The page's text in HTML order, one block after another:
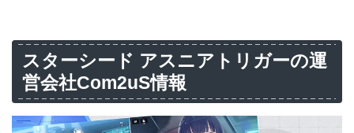
スターシード アスニアトリガーの運
営会社Com2uS情報